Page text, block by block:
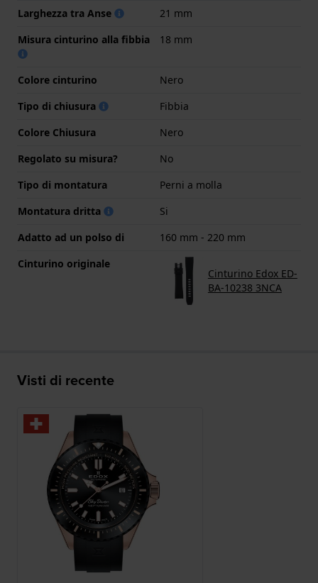
Larghezza tra Anse
21 mm
Misura cinturino alla fibbia
18 mm
Colore cinturino
Nero
Tipo di chiusura
Fibbia
Colore Chiusura
Nero
Regolato su misura?
No
Tipo di montatura
Perni a molla
Montatura dritta
Si
Adatto ad un polso di
160 mm - 220 mm
Cinturino originale
Cinturino Edox ED-
BA-10238 3NCA
Visti di recente